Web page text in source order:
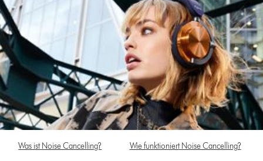
Was ist Noise Cancelling? Wie funktioniert Noise Cancelling?